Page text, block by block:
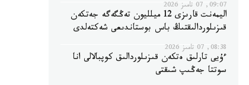
09:07, 07 تامىز 2026
اليمەنت قارىزى 12 ميلليون تەڭگەگە جەتكەن
قىزىلوردالىقتىڭ باس بوستاندىعى شەكتەلدى
08:38, 07 تامىز 2026
ءۇيى تارلىق ەتكەن قىزىلوردالىق كوپبالالى انا
سوتتا جەڭىپ شىقتى